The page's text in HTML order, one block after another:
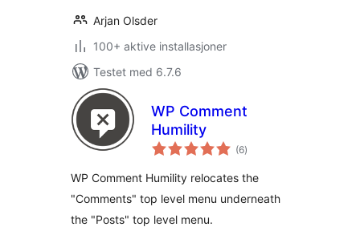
Arjan Olsder
100+ aktive installasjoner
Testet med 6.7.6
WP Comment
Humility
(6totale
vurderinger
)
WP Comment Humility relocates the
"Comments" top level menu underneath
the "Posts" top level menu.